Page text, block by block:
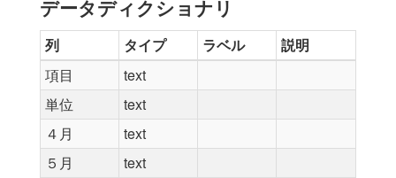
データディクショナリ
列 タイプ ラベル
説明
項目
text
単位
text
４月
text
５月
text